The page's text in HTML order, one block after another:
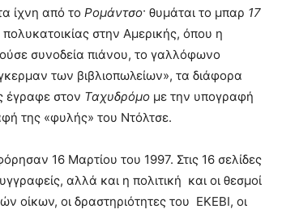
ίχνη από το Ρομάντσο· θυμάται το μπαρ 17
στην Αμερικής, όπου η
συνοδεία πιάνου, το γαλλόφωνο
των βιβλιοπωλείων», τα διάφορα
έγραφε στον Ταχυδρόμο με την υπογραφή
της «φυλής» του Ντόλτσε.
16 Μαρτίου του 1997. Στις 16 σελίδες
αλλά και η πολιτική και οι θεσμοί
οίκων, οι δραστηριότητες του ΕΚΕΒΙ, οι